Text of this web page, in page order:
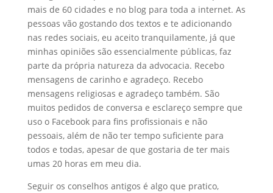
mais de 60 cidades e no blog para toda a internet. As
pessoas vão gostando dos textos e te adicionando
nas redes sociais, eu aceito tranquilamente, já que
minhas opiniões são essencialmente públicas, faz
parte da própria natureza da advocacia. Recebo
mensagens de carinho e agradeço. Recebo
mensagens religiosas e agradeço também. São
muitos pedidos de conversa e esclareço sempre que
uso o Facebook para fins profissionais e não
pessoais, além de não ter tempo suficiente para
todos e todas, apesar de que gostaria de ter mais
umas 20 horas em meu dia.
Seguir os conselhos antigos é algo que pratico,